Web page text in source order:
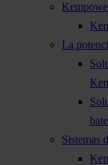
La
Sistemas